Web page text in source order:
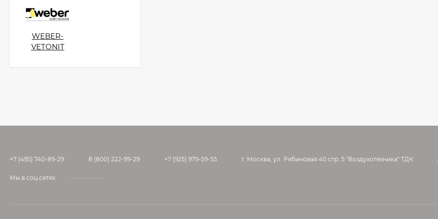
WEBER-
VETONIT
+7 (495) 740-89-29 8 (800) 222-99-29 +7 (925) 979-59-55 г. Москва, ул. Рябиновая 40 стр. 5 "Воздухотехника" ТДК
Мы в соц.сетях